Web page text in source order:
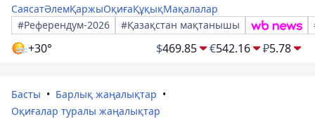
СаясатӘлемҚаржыОқиғаҚұқықМақалалар
#Референдум-2026
#Қазақстан мақтанышы
+30° $469.85 €542.16 ₽5.78
Басты
Барлық жаңалықтар
Оқиғалар туралы жаңалықтар